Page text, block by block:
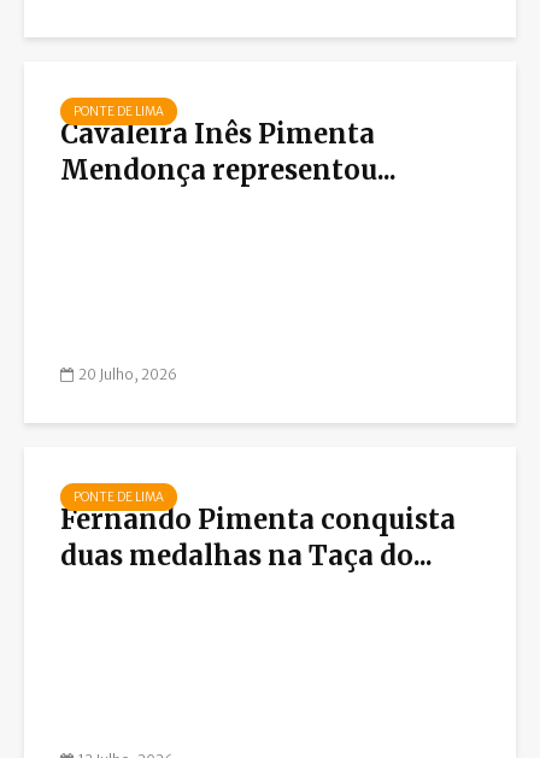
PONTE DE LIMA
Cavaleira Inês Pimenta
Mendonça representou...
20 Julho, 2026
PONTE DE LIMA
Fernando Pimenta conquista
duas medalhas na Taça do...